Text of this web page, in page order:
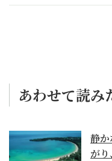
あわせて読み
静
が